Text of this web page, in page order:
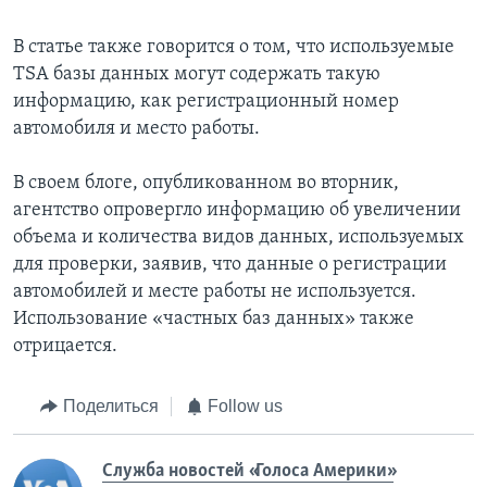
В статье также говорится о том, что используемые
TSA базы данных могут содержать такую
информацию, как регистрационный номер
автомобиля и место работы.
В своем блоге, опубликованном во вторник,
агентство опровергло информацию об увеличении
объема и количества видов данных, используемых
для проверки, заявив, что данные о регистрации
автомобилей и месте работы не используется.
Использование «частных баз данных» также
отрицается.
Поделиться Follow us
Служба новостей «Голоса Америки»